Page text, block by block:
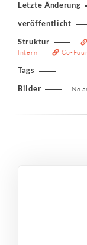
Letzte Änderung
veröffentlicht
Struktur
Intern
Co-
Tags
Bilder No